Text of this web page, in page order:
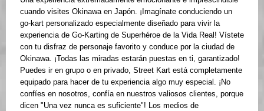
cuando visites Okinawa en Japón. ¡Imagínate conduciendo un
go-kart personalizado especialmente diseñado para vivir la
experiencia de Go-Karting de Superhéroe de la Vida Real! Vístete
con tu disfraz de personaje favorito y conduce por la ciudad de
Okinawa. ¡Todas las miradas estarán puestas en ti, garantizado!
Puedes ir en grupo o en privado, Street Kart está completamente
equipado para hacer de tu experiencia algo muy especial. ¡No
confíes en nosotros, confía en nuestros valiosos clientes, porque
dicen "Una vez nunca es suficiente"! Los medios de